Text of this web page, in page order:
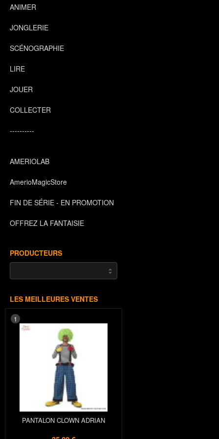
ANIMER
JONGLERIE
SCÉNOGRAPHIE
LIRE
JOUER
COLLECTER
----------
AMERIOLAB
AmerioMagicStore
FIN DE SÉRIE - EN PROMOTION
OFFREZ LA FANTAISIE
PRODUCTEURS
LES MEILLEURES VENTES
1
PANTALON CLOWN ADRIAN